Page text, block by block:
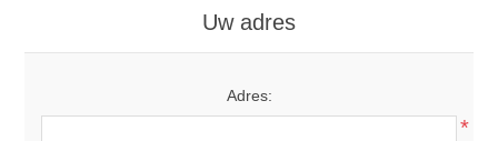
Uw adres
Adres:
*